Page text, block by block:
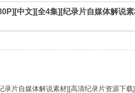
中文][全4集][纪录片自媒体解说
片自媒体解说素材][高清纪录片资源下